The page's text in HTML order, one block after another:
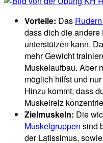
Vorteile: Das
dass dich die
unterstützen kann.
mehr Gewicht
Muskelaufbau. Aber
möglich hilfst und
Hinzu kommt, dass
Muskelreiz
Zielmuskeln: Die
Muskelgruppen sind
der Latissimus,